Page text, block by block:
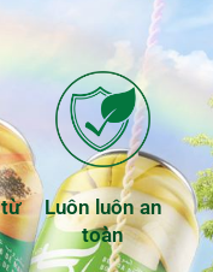
Luôn luôn an
toàn